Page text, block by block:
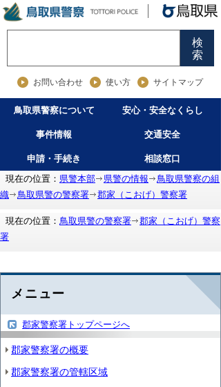
検
索
お問い合わせ 使い方 サイトマップ
鳥取県警察について 安心・安全なくらし
事件情報 交通安全
申請・手続き
相談窓口
現在の位置： 県警本部 県警の情報
鳥取県警察の組
織
鳥取県警の警察署 郡家（こおげ）警察署
現在の位置： 鳥取県警の警察署
郡家（こおげ）警察
署
メニュー
郡家警察署トップページへ
郡家警察署の概要
郡家警察署の管轄区域